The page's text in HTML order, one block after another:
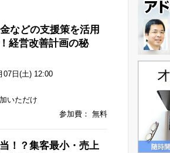
などの支援策を活用
経営改善計画の秘
07日(土) 12:00
いただけ
参加費： 無料
！？集客最小・売上